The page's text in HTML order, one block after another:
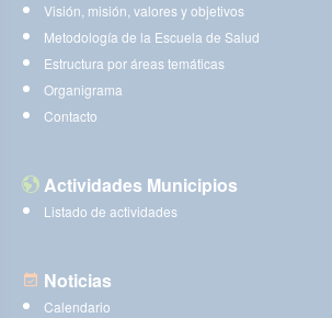
Visión, misión, valores y objetivos
Metodología de la Escuela de Salud
Estructura por áreas temáticas
Organigrama
Contacto
Actividades Municipios
Listado de actividades
Noticias
Calendario